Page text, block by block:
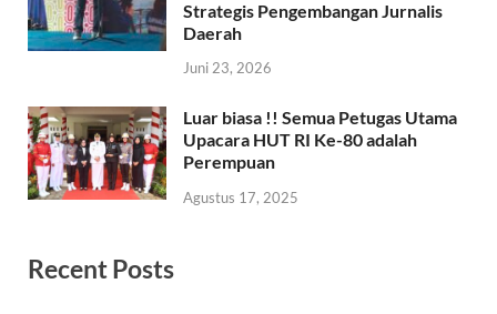
Strategis Pengembangan Jurnalis
Daerah
Juni 23, 2026
Luar biasa !! Semua Petugas Utama
Upacara HUT RI Ke-80 adalah
Perempuan
Agustus 17, 2025
Recent Posts